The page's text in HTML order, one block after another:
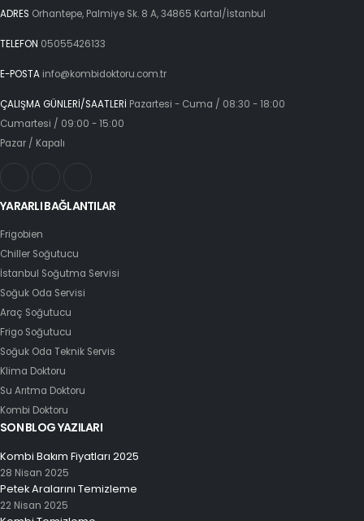
ADRES Orhantepe, Palmiye Sk. 8 A, 34865 Kartal/İstanbul
TELEFON 05055426133
E-POSTA info@kombidoktoru.com.tr
ÇALIŞMA GÜNLERİ/SAATLERİ Pazartesi - Cuma / 08:30 - 18:00
Cumartesi / 09:00 - 15:00
Pazar / Kapalı
YARARLI BAĞLANTILAR
Frigobien
Chiller Soğutucu
İstanbul Soğutma Servisi
Soğuk Oda Servisi
Araç Soğutucu
Frigo Soğutucu
Soğuk Oda Teknik Servis
Klima Doktoru
Su Arıtma Doktoru
Kombi Doktoru
SON BLOG YAZILARI
Kombi Bakım Fiyatları 2025
28 Nisan 2025
Petek Aralarını Temizleme
22 Nisan 2025